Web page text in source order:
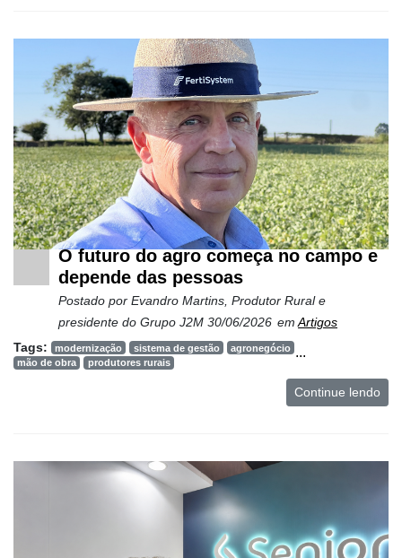
Commerce
Informatização
da
Agricultura
Vertical
Software
Empresarial
Tecnologia
Recursos
Hídricos
Membros
O futuro do agro começa no campo e
depende das pessoas
Postado por Evandro Martins, Produtor Rural e
presidente do Grupo J2M 30/06/2026 em Artigos
...
Tags: modernização sistema de gestão
agronegócio
mão de obra
produtores rurais
Continue lendo